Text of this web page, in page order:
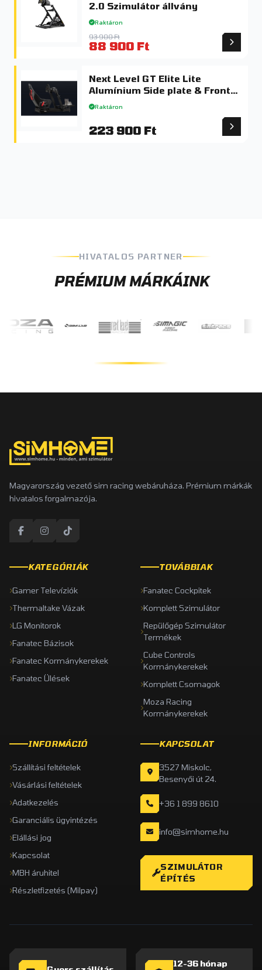
2.0 Szimulátor állvány
Raktáron
93 900 Ft
88 900 Ft
Next Level GT Elite Lite
Alumínium Side plate & Front
Mount
Raktáron
223 900 Ft
HIVATALOS PARTNER
PRÉMIUM MÁRKÁINK
Magyarország vezető sim racing webáruháza. Prémium márkák
hivatalos forgalmazója.
KATEGÓRIÁK
Gamer Televíziók
Thermaltake Vázak
LG Monitorok
Fanatec Bázisok
Fanatec Kormánykerekek
Fanatec Ülések
TOVÁBBIAK
Fanatec Cockpitek
Komplett Szimulátor
Repülőgép Szimulátor
Termékek
Cube Controls
Kormánykerekek
Komplett Csomagok
Moza Racing
Kormánykerekek
INFORMÁCIÓ
Szállítási feltételek
Vásárlási feltételek
Adatkezelés
Garanciális ügyintézés
Elállási jog
Kapcsolat
MBH áruhitel
Részletfizetés (Milpay)
KAPCSOLAT
3527 Miskolc,
Besenyői út 24.
+36 1 899 8610
info@simhome.hu
SZIMULÁTOR
ÉPÍTÉS
12-36 hónap